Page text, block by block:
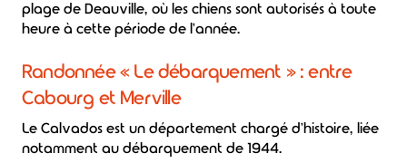
plage de Deauville, où les chiens sont autorisés à toute
heure à cette période de l'année.
Randonnée « Le débarquement » : entre
Cabourg et Merville
Le Calvados est un département chargé d'histoire, liée
notamment au débarquement de 1944.